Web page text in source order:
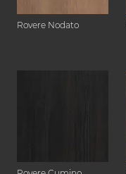
Rovere Nodato